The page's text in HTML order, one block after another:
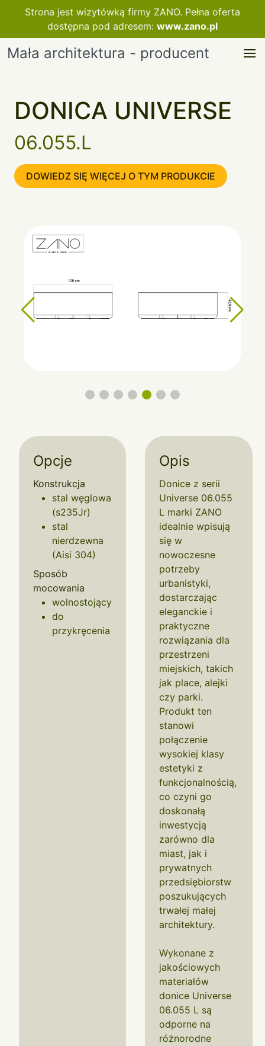
Strona jest wizytówką firmy ZANO. Pełna oferta
dostępna pod adresem: www.zano.pl
Mała architektura - producent
DONICA UNIVERSE
06.055.L
DOWIEDZ SIĘ WIĘCEJ O TYM PRODUKCIE
Opcje
Konstrukcja
stal węglowa
(s235Jr)
stal
nierdzewna
(Aisi 304)
Sposób
mocowania
wolnostojący
do
przykręcenia
Opis
Donice z serii
Universe 06.055
L marki ZANO
idealnie wpisują
się w
nowoczesne
potrzeby
urbanistyki,
dostarczając
eleganckie i
praktyczne
rozwiązania dla
przestrzeni
miejskich, takich
jak place, alejki
czy parki.
Produkt ten
stanowi
połączenie
wysokiej klasy
estetyki z
funkcjonalnością,
co czyni go
doskonałą
inwestycją
zarówno dla
miast, jak i
prywatnych
przedsiębiorstw
poszukujących
trwałej małej
architektury.
Wykonane z
jakościowych
materiałów
donice Universe
06.055 L są
odporne na
różnorodne